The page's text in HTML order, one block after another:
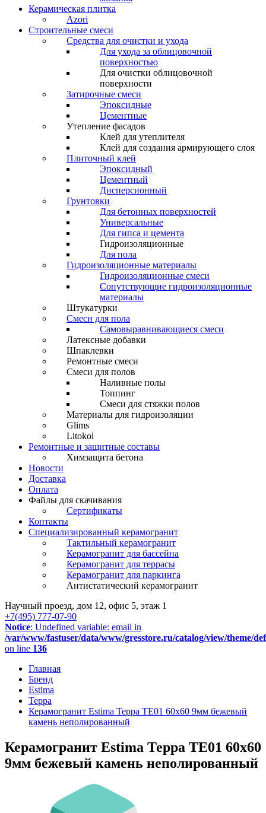
Керамическая плитка
Azori
Строительные смеси
Средства для очистки и ухода
Для ухода за облицовочной
поверхностью
Для очистки облицовочной
поверхности
Затирочные смеси
Эпоксидные
Цементные
Утепление фасадов
Клей для утеплителя
Клей для создания армирующего слоя
Плиточный клей
Эпоксидный
Цементный
Дисперсионный
Грунтовки
Для бетонных поверхностей
Универсальные
Для гипса и цемента
Гидроизоляционные
Для пола
Гидроизоляционные материалы
Гидроизоляционные смеси
Сопутствующие гидроизоляционные
материалы
Штукатурки
Смеси для пола
Самовыравнивающиеся смеси
Латексные добавки
Шпаклевки
Ремонтные смеси
Смеси для полов
Наливные полы
Топпинг
Смеси для стяжки полов
Материалы для гидроизоляции
Glims
Litokol
Ремонтные и защитные составы
Химзащита бетона
Новости
Доставка
Оплата
Файлы для скачивания
Сертификаты
Контакты
Специализированный керамогранит
Тактильный керамогранит
Керамогранит для бассейна
Керамогранит для террасы
Керамогранит для паркинга
Антистатический керамогранит
Научный проезд, дом 12, офис 5, этаж 1
+7(495) 777-07-90
Notice: Undefined variable: email in
/var/www/fastuser/data/www/gresstore.ru/catalog/view/theme/
on line 136
Главная
Бренд
Estima
Терра
Керамогранит Estima Терра TE01 60x60 9мм бежевый
камень неполированный
Керамогранит Estima Терра TE01 60x60
9мм бежевый камень неполированный